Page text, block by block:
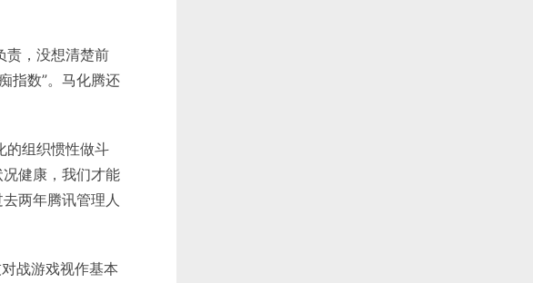
责，没想清楚前
指数”。马化腾还
的组织惯性做斗
健康，我们才能
两年腾讯管理人
战游戏视作基本